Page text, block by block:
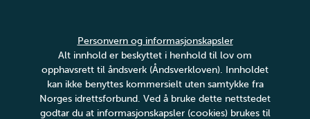
Personvern og informasjonskapsler
Alt innhold er beskyttet i henhold til lov om
opphavsrett til åndsverk (Åndsverkloven). Innholdet
kan ikke benyttes kommersielt uten samtykke fra
Norges idrettsforbund. Ved å bruke dette nettstedet
godtar du at informasjonskapsler (cookies) brukes til